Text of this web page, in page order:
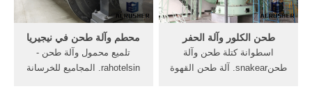
محطم وآلة طحن في نيجيريا
تلميع محمول وآلة طحن -
rahotelsin. المجاميع للخرسانة
طحن الكلور وآلة الحفر
اسطوانة كتلة طحن وآلة
طحنsnakear. آلة طحن القهوة